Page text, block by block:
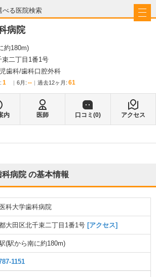
べる医院検索
病院
約180m)
二丁目1番1号
歯科 歯科口腔外科
: 1 6月 : -- 過去12ヶ月: 61
内 医師 口コミ(0) アクセス
科病院の基本情報
科大学歯科病院
大田区北千束二丁目1番1号 [アクセス]
(駅から南に約180m)
1151